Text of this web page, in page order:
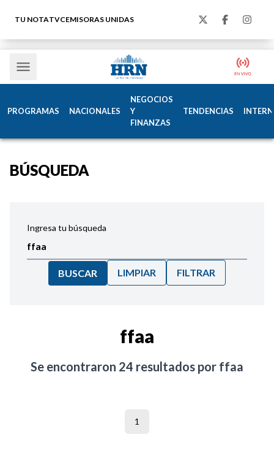
TU NOTATVCEMISORAS UNIDAS
PROGRAMAS NACIONALES
NEGOCIOS
Y
FINANZAS
TENDENCIAS
BÚSQUEDA
Ingresa tu búsqueda
BUSCAR LIMPIAR FILTRAR
ffaa
Se encontraron 24 resultados por ffaa
1